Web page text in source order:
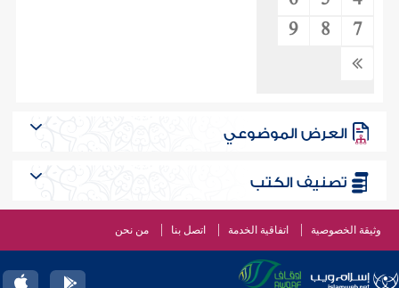
7
8
9
العرض الموضوعي
تصنيف الكتب
وثيقة الخصوصية اتفاقية الخدمة اتصل بنا من نحن